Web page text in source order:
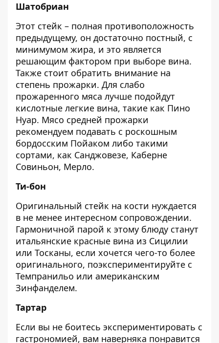
Шатобриан
Этот стейк – полная противоположность
предыдущему, он достаточно постный, с
минимумом жира, и это является
решающим фактором при выборе вина.
Также стоит обратить внимание на
степень прожарки. Для слабо
прожаренного мяса лучше подойдут
кислотные легкие вина, такие как Пино
Нуар. Мясо средней прожарки
рекомендуем подавать с роскошным
бордосским Пойаком либо такими
сортами, как Санджовезе, Каберне
Совиньон, Мерло.
Ти-бон
Оригинальный стейк на кости нуждается
в не менее интересном сопровождении.
Гармоничной парой к этому блюду станут
итальянские красные вина из Сицилии
или Тосканы, если хочется чего-то более
оригинального, поэкспериментируйте с
Темпранильо или американским
Зинфанделем.
Тартар
Если вы не боитесь экспериментировать с
гастрономией, вам наверняка понравится